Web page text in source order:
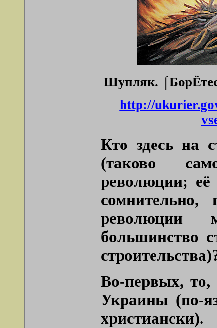
Шупляк.
http://
Кто здесь на
(таково
революции;
революции
большинство
Во-первых, то,
Украины (по-
христиански).